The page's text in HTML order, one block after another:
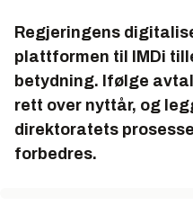
Regjeringens
plattformen til IMDi
betydning. Ifølge
rett over nyttår, og
direktoratets
forbedres.